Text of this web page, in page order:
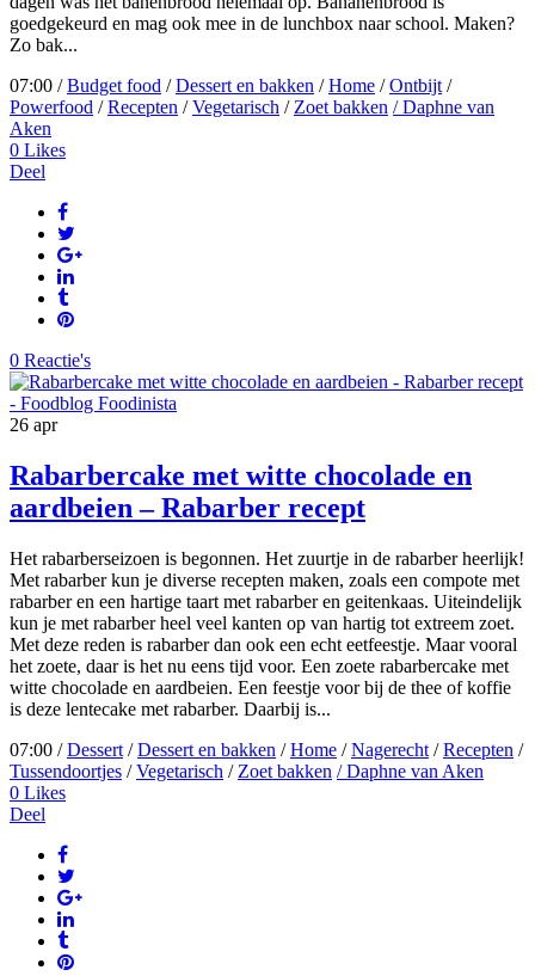
goedgekeurd en mag ook mee in de lunchbox naar school. Maken?
Zo bak...
07:00 /Budget food /Dessert en bakken /Home /Ontbijt/
Powerfood /Recepten /Vegetarisch /Zoet bakken / Daphne van
Aken
0 Likes
Deel
0 Reactie's
26 apr
Rabarbercake met witte chocolade en
aardbeien – Rabarber recept
Het rabarberseizoen is begonnen. Het zuurtje in de rabarber heerlijk!
Met rabarber kun je diverse recepten maken, zoals een compote met
rabarber en een hartige taart met rabarber en geitenkaas. Uiteindelijk
kun je met rabarber heel veel kanten op van hartig tot extreem zoet.
Met deze reden is rabarber dan ook een echt eetfeestje. Maar vooral
het zoete, daar is het nu eens tijd voor. Een zoete rabarbercake met
witte chocolade en aardbeien. Een feestje voor bij de thee of koffie
is deze lentecake met rabarber. Daarbij is...
07:00 /Dessert /Dessert en bakken /Home /Nagerecht /Recepten /
Tussendoortjes /Vegetarisch / Zoet bakken / Daphne van Aken
0 Likes
Deel